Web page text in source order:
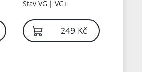
StavVG | VG+
249 Kč